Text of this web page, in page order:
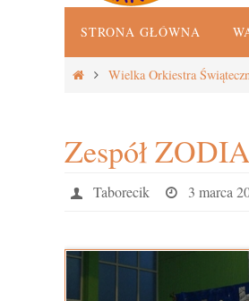
treści
STRONA GŁÓWNA
StronaWielka Orkiestra
Zespół
Taborecik 3 marca